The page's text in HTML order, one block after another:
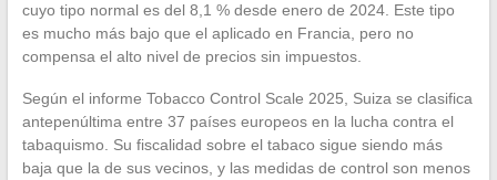
cuyo tipo normal es del 8,1 % desde enero de 2024. Este tipo
es mucho más bajo que el aplicado en Francia, pero no
compensa el alto nivel de precios sin impuestos.
Según el informe Tobacco Control Scale 2025, Suiza se clasifica
antepenúltima entre 37 países europeos en la lucha contra el
tabaquismo. Su fiscalidad sobre el tabaco sigue siendo más
baja que la de sus vecinos, y las medidas de control son menos